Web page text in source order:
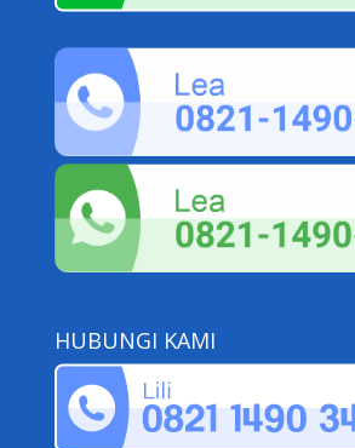
HUBUNGI KAMI